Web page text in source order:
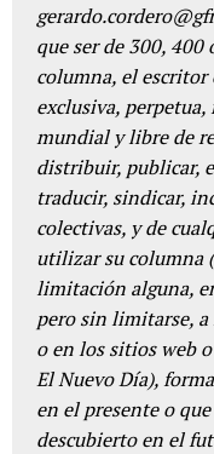
que ser de 300,
columna, el escritor
exclusiva,
mundial y libre de
distribuir, publicar,
traducir, sindicar,
colectivas, y de
utilizar su columna
limitación alguna,
pero sin limitarse, a
o en los sitios web
El Nuevo Día),
en el presente o
descubierto en el